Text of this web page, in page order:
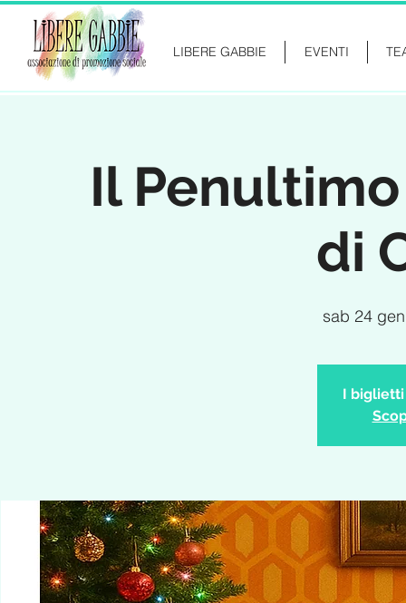
LIBERE GABBIE EVENTI
Il
di
sab 24 gen
I